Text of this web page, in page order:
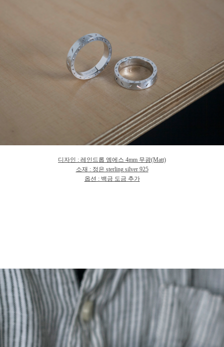
디자인 : 레인드롭 엠에스 4mm 무광(Matt)
소재 : 정은 sterling silver 925
옵션 : 백금 도금 추가